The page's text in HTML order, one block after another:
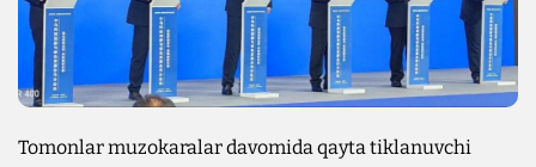
Tomonlar muzokaralar davomida qayta tiklanuvchi